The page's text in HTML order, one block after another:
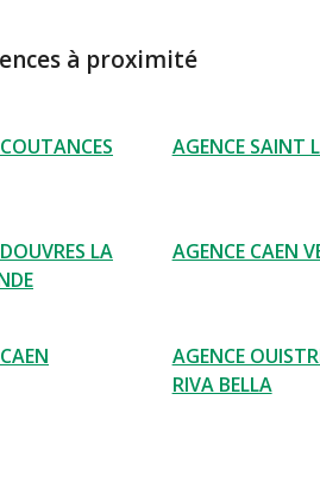
à proximité
AGENCE SAINT
LA
AGENCE CAEN
AGENCE
RIVA BELLA